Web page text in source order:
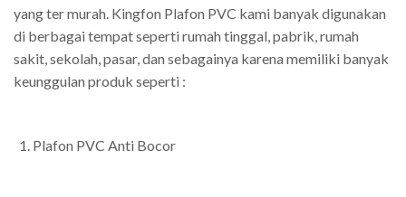
yang ter murah. Kingfon Plafon PVC kami banyak digunakan
di berbagai tempat seperti rumah tinggal, pabrik, rumah
sakit, sekolah, pasar, dan sebagainya karena memiliki banyak
keunggulan produk seperti :
Plafon PVC Anti Bocor